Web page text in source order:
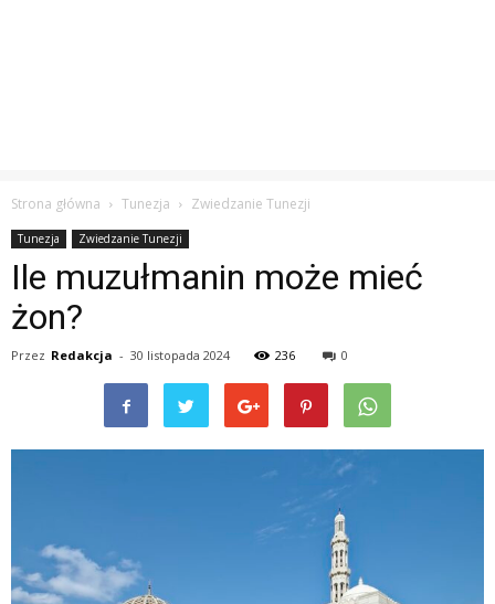
Strona główna Tunezja Zwiedzanie Tunezji
Tunezja Zwiedzanie Tunezji
Ile muzułmanin może mieć
żon?
Przez Redakcja - 30 listopada 2024 236 0